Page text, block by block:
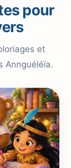
pour
et
Annguéléïa.